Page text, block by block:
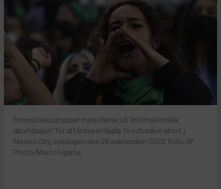
Feministiska grupper marscherar på "Internationella
abortdagen" för att kräva en laglig, fri och säker abort, i
Mexico City, onsdagen den 28 september 2022. Foto: AP
Photo/Marco Ugarte